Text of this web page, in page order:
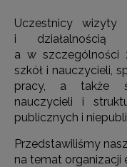
Uczestnicy wizyty
i działalnością
a w szczególności
szkół i nauczycieli,
pracy, a także
nauczycieli i
publicznych i
Przedstawiliśmy
na temat organizacji